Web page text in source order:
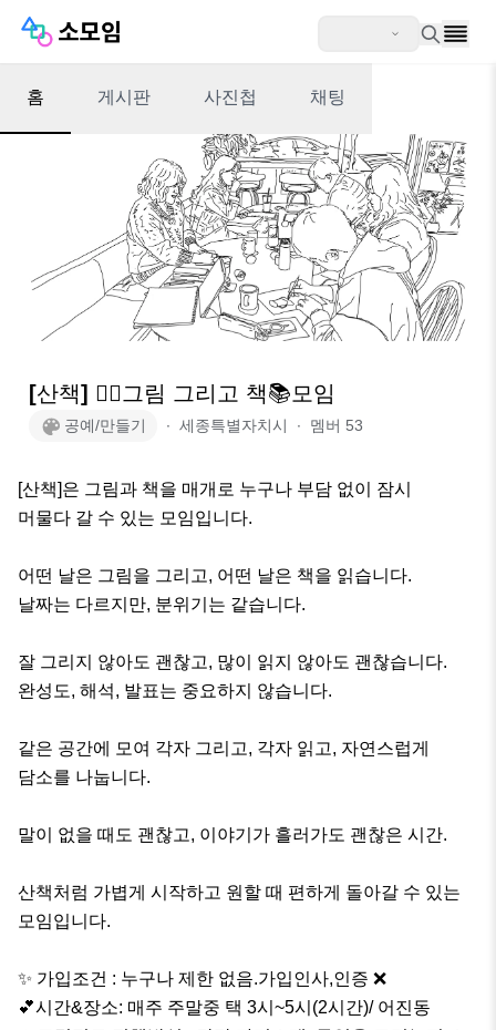
홈 게시판 사진첩 채팅
[산책] ✍🏻그림 그리고 책📚모임
공예/만들기 ∙ 세종특별자치시 ∙ 멤버 53
[산책]은 그림과 책을 매개로 누구나 부담 없이 잠시
머물다 갈 수 있는 모임입니다.
어떤 날은 그림을 그리고, 어떤 날은 책을 읽습니다.
날짜는 다르지만, 분위기는 같습니다.
잘 그리지 않아도 괜찮고, 많이 읽지 않아도 괜찮습니다.
완성도, 해석, 발표는 중요하지 않습니다.
같은 공간에 모여 각자 그리고, 각자 읽고, 자연스럽게
담소를 나눕니다.
말이 없을 때도 괜찮고, 이야기가 흘러가도 괜찮은 시간.
산책처럼 가볍게 시작하고 원할 때 편하게 돌아갈 수 있는
모임입니다.
✨​ 가입조건 : 누구나 제한 없음.가입인사,인증 ❌​
💕시간&장소: 매주 주말중 택 3시~5시(2시간)/ 어진동